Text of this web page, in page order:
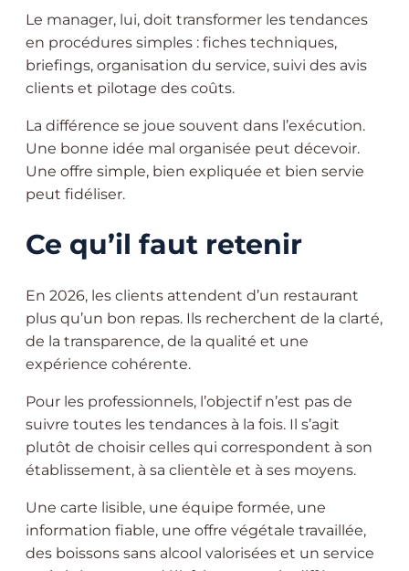
Le manager, lui, doit transformer les tendances
en procédures simples : fiches techniques,
briefings, organisation du service, suivi des avis
clients et pilotage des coûts.
La différence se joue souvent dans l’exécution.
Une bonne idée mal organisée peut décevoir.
Une offre simple, bien expliquée et bien servie
peut fidéliser.
Ce qu’il faut retenir
En 2026, les clients attendent d’un restaurant
plus qu’un bon repas. Ils recherchent de la clarté,
de la transparence, de la qualité et une
expérience cohérente.
Pour les professionnels, l’objectif n’est pas de
suivre toutes les tendances à la fois. Il s’agit
plutôt de choisir celles qui correspondent à son
établissement, à sa clientèle et à ses moyens.
Une carte lisible, une équipe formée, une
information fiable, une offre végétale travaillée,
des boissons sans alcool valorisées et un service